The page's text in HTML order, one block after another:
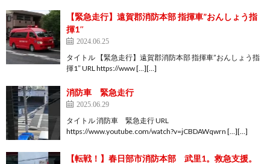
【緊急走行】遠賀郡消防本部 指揮車”おんしょう指
揮1″
2024.06.25
タイトル 【緊急走行】遠賀郡消防本部 指揮車”おんしょう指
揮1″ URL https://www […][…]
消防車 緊急走行
2025.06.29
タイトル 消防車 緊急走行 URL
https://www.youtube.com/watch?v=jCBDAWqwrn […][…]
【転戦！】春日部市消防本部 武里1。救急支援。